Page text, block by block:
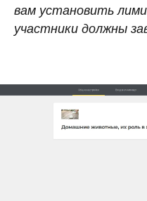
вам установить
участники должны